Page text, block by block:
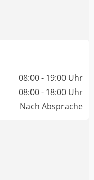
08:00 - 19:00 Uhr
08:00 - 18:00 Uhr
Nach Absprache